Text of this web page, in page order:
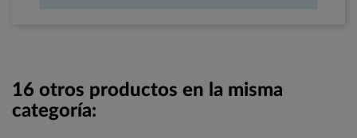
16 otros productos en la misma
categoría: